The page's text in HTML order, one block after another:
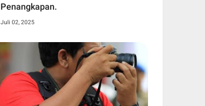
Penangkapan.
Juli 02, 2025